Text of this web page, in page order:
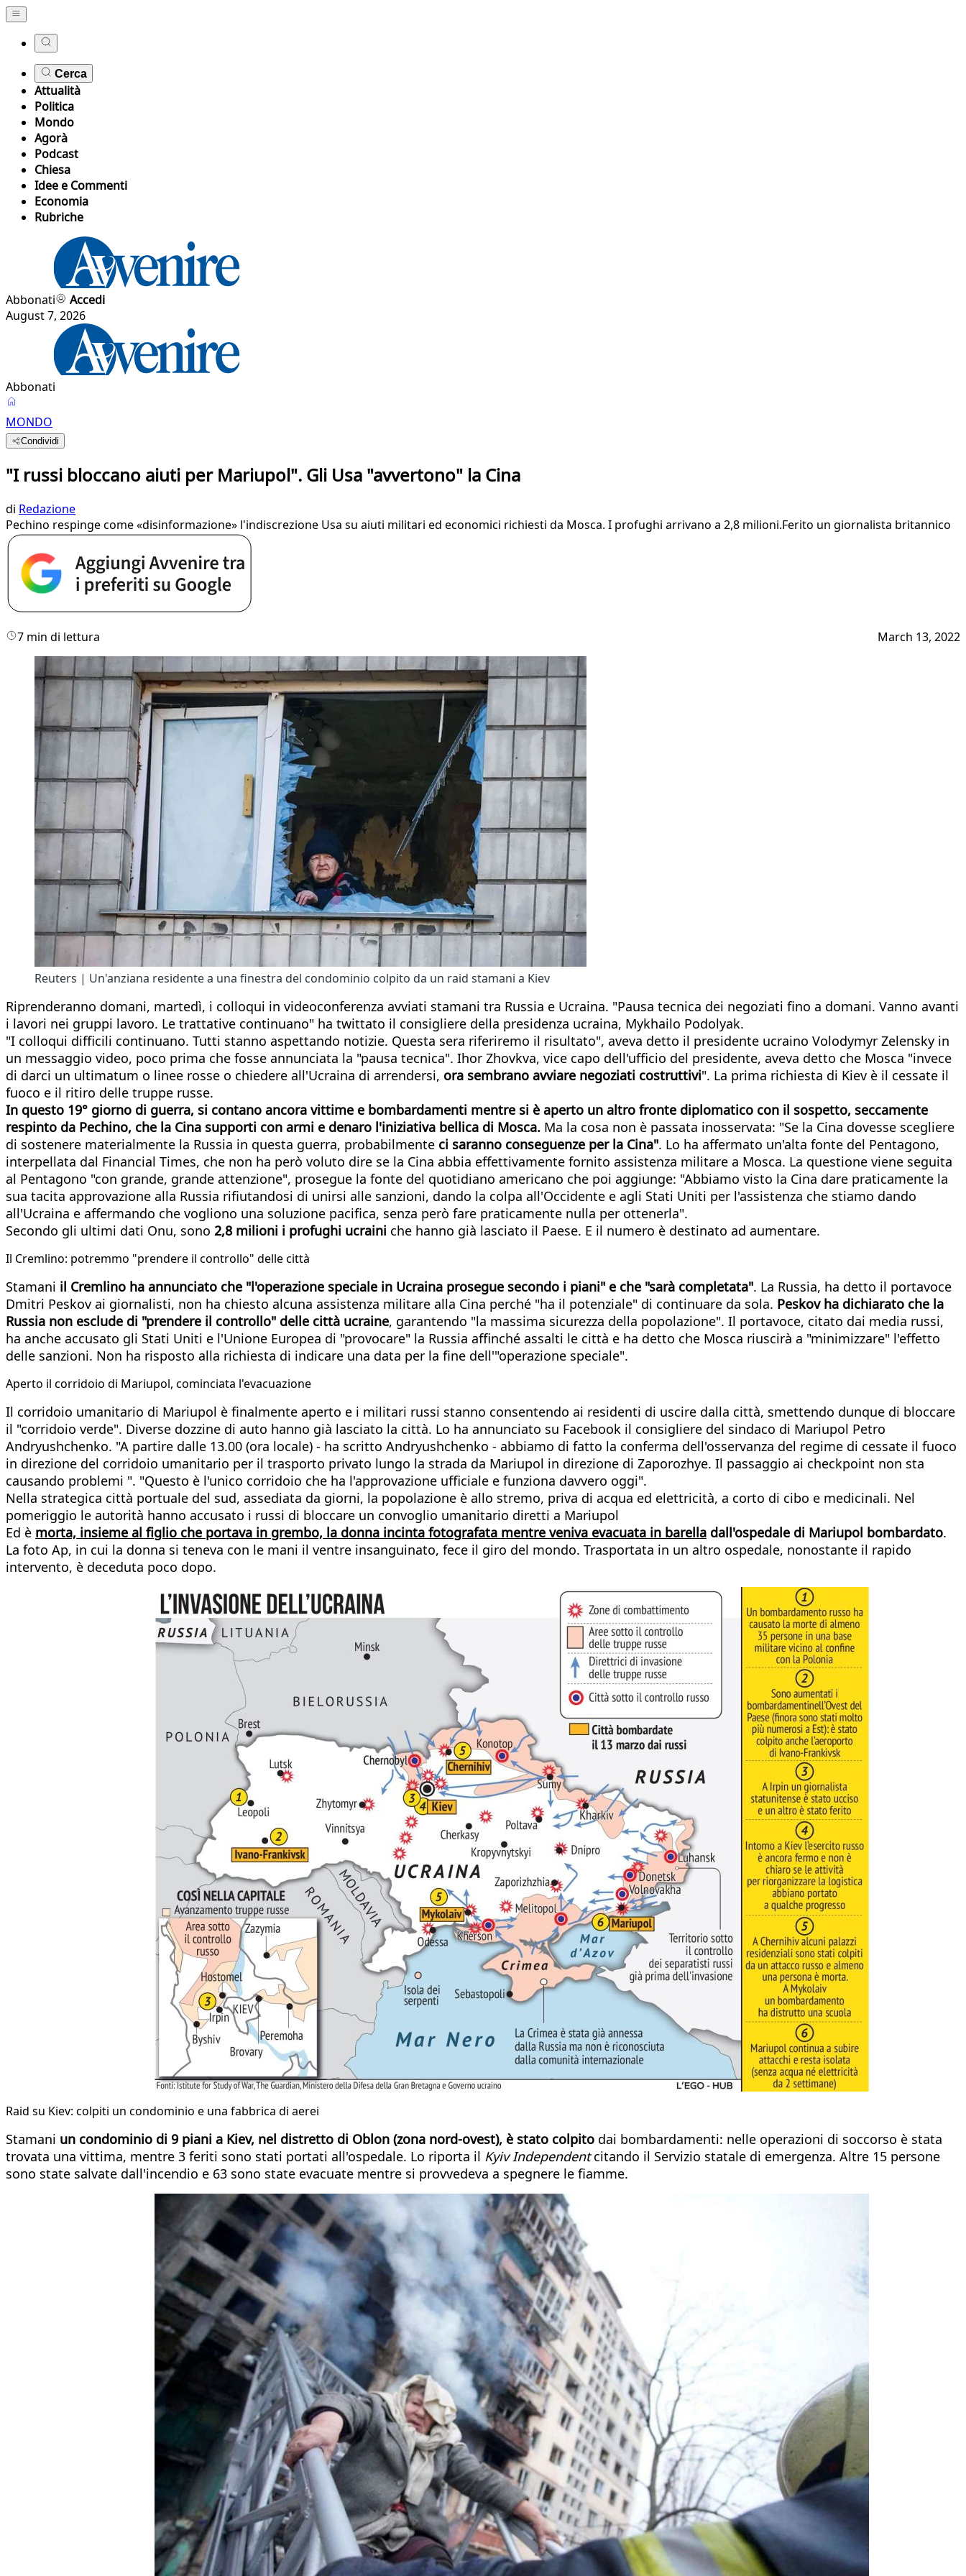
Cerca
Attualità
Politica
Mondo
Agorà
Podcast
Chiesa
Idee e Commenti
Economia
Rubriche
Abbonati
Accedi
August 7, 2026
Abbonati
MONDO
Condividi
"I russi bloccano aiuti per Mariupol". Gli Usa "avvertono" la Cina
di Redazione
Pechino respinge come «disinformazione» l'indiscrezione Usa su aiuti militari ed economici richiesti da Mosca. I profughi arrivano a 2,8 milioni.Ferito un giornalista britannico
7 min di lettura March 13, 2022
Reuters | Un'anziana residente a una finestra del condominio colpito da un raid stamani a Kiev
Riprenderanno domani, martedì, i colloqui in videoconferenza avviati stamani tra Russia e Ucraina. "Pausa tecnica dei negoziati fino a domani. Vanno avanti
i lavori nei gruppi lavoro. Le trattative continuano" ha twittato il consigliere della presidenza ucraina, Mykhailo Podolyak.
"I colloqui difficili continuano. Tutti stanno aspettando notizie. Questa sera riferiremo il risultato", aveva detto il presidente ucraino Volodymyr Zelensky in
un messaggio video, poco prima che fosse annunciata la "pausa tecnica". Ihor Zhovkva, vice capo dell'ufficio del presidente, aveva detto che Mosca "invece
di darci un ultimatum o linee rosse o chiedere all'Ucraina di arrendersi, ora sembrano avviare negoziati costruttivi". La prima richiesta di Kiev è il cessate il
fuoco e il ritiro delle truppe russe.
In questo 19° giorno di guerra, si contano ancora vittime e bombardamenti mentre si è aperto un altro fronte diplomatico con il sospetto, seccamente
respinto da Pechino, che la Cina supporti con armi e denaro l'iniziativa bellica di Mosca. Ma la cosa non è passata inosservata: "Se la Cina dovesse scegliere
di sostenere materialmente la Russia in questa guerra, probabilmente ci saranno conseguenze per la Cina". Lo ha affermato un'alta fonte del Pentagono,
interpellata dal Financial Times, che non ha però voluto dire se la Cina abbia effettivamente fornito assistenza militare a Mosca. La questione viene seguita
al Pentagono "con grande, grande attenzione", prosegue la fonte del quotidiano americano che poi aggiunge: "Abbiamo visto la Cina dare praticamente la
sua tacita approvazione alla Russia rifiutandosi di unirsi alle sanzioni, dando la colpa all'Occidente e agli Stati Uniti per l'assistenza che stiamo dando
all'Ucraina e affermando che vogliono una soluzione pacifica, senza però fare praticamente nulla per ottenerla".
Secondo gli ultimi dati Onu, sono 2,8 milioni i profughi ucraini che hanno già lasciato il Paese. E il numero è destinato ad aumentare.
Il Cremlino: potremmo "prendere il controllo" delle città
Stamani il Cremlino ha annunciato che "l'operazione speciale in Ucraina prosegue secondo i piani" e che "sarà completata". La Russia, ha detto il portavoce
Dmitri Peskov ai giornalisti, non ha chiesto alcuna assistenza militare alla Cina perché "ha il potenziale" di continuare da sola. Peskov ha dichiarato che la
Russia non esclude di "prendere il controllo" delle città ucraine, garantendo "la massima sicurezza della popolazione". Il portavoce, citato dai media russi,
ha anche accusato gli Stati Uniti e l'Unione Europea di "provocare" la Russia affinché assalti le città e ha detto che Mosca riuscirà a "minimizzare" l'effetto
delle sanzioni. Non ha risposto alla richiesta di indicare una data per la fine dell'"operazione speciale".
Aperto il corridoio di Mariupol, cominciata l'evacuazione
Il corridoio umanitario di Mariupol è finalmente aperto e i militari russi stanno consentendo ai residenti di uscire dalla città, smettendo dunque di bloccare
il "corridoio verde". Diverse dozzine di auto hanno già lasciato la città. Lo ha annunciato su Facebook il consigliere del sindaco di Mariupol Petro
Andryushchenko. "A partire dalle 13.00 (ora locale) - ha scritto Andryushchenko - abbiamo di fatto la conferma dell'osservanza del regime di cessate il fuoco
in direzione del corridoio umanitario per il trasporto privato lungo la strada da Mariupol in direzione di Zaporozhye. Il passaggio ai checkpoint non sta
causando problemi ". "Questo è l'unico corridoio che ha l'approvazione ufficiale e funziona davvero oggi".
Nella strategica città portuale del sud, assediata da giorni, la popolazione è allo stremo, priva di acqua ed elettricità, a corto di cibo e medicinali. Nel
pomeriggio le autorità hanno accusato i russi di bloccare un convoglio umanitario diretti a Mariupol
Ed è morta, insieme al figlio che portava in grembo, la donna incinta fotografata mentre veniva evacuata in barella dall'ospedale di Mariupol bombardato.
La foto Ap, in cui la donna si teneva con le mani il ventre insanguinato, fece il giro del mondo. Trasportata in un altro ospedale, nonostante il rapido
intervento, è deceduta poco dopo.
Raid su Kiev: colpiti un condominio e una fabbrica di aerei
Stamani un condominio di 9 piani a Kiev, nel distretto di Oblon (zona nord-ovest), è stato colpito dai bombardamenti: nelle operazioni di soccorso è stata
trovata una vittima, mentre 3 feriti sono stati portati all'ospedale. Lo riporta il Kyiv Independentcitando il Servizio statale di emergenza. Altre 15 persone
sono state salvate dall'incendio e 63 sono state evacuate mentre si provvedeva a spegnere le fiamme.